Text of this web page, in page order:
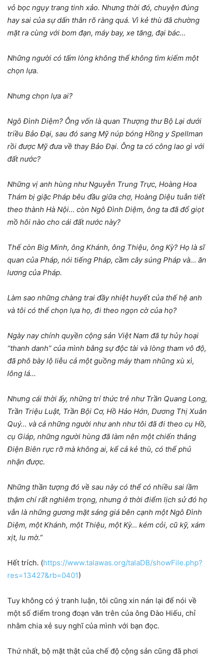
vỏ bọc ngụy trang tinh xảo. Nhưng thời đó, chuyện đúng
hay sai của sự dấn thân rõ ràng quá. Vì kẻ thù đã chường
mặt ra cùng với bom đạn, máy bay, xe tăng, đại bác…
Những người có tấm lòng không thể không tìm kiếm một
chọn lựa.
Nhưng chọn lựa ai?
Ngô Đình Diệm? Ông vốn là quan Thượng thư Bộ Lại dưới
triều Bảo Đại, sau đó sang Mỹ núp bóng Hồng y Spellman
rồi được Mỹ đưa về thay Bảo Đại. Ông ta có công lao gì với
đất nước?
Những vị anh hùng như Nguyễn Trung Trực, Hoàng Hoa
Thám bị giặc Pháp bêu đầu giữa chợ, Hoàng Diệu tuẫn tiết
theo thành Hà Nội… còn Ngô Đình Diệm, ông ta đã đổ giọt
mồ hôi nào cho cái đất nước này?
Thế còn Big Minh, ông Khánh, ông Thiệu, ông Kỳ? Họ là sĩ
quan của Pháp, nói tiếng Pháp, cầm cây súng Pháp và… ăn
lương của Pháp.
Làm sao những chàng trai đầy nhiệt huyết của thế hệ anh
và tôi có thể chọn lựa họ, đi theo ngọn cờ của họ?
Ngày nay chính quyền cộng sản Việt Nam đã tự hủy hoại
“thanh danh” của mình bằng sự độc tài và lòng tham vô độ,
đã phô bày lộ liễu cả một guồng máy tham nhũng xù xì,
lông lá…
Nhưng cái thời ấy, những trí thức trẻ như Trần Quang Long,
Trần Triệu Luật, Trần Bội Cơ, Hồ Hảo Hớn, Dương Thị Xuân
Quý… và cả những người như anh như tôi đã đi theo cụ Hồ,
cụ Giáp, những người hùng đã làm nên một chiến thắng
Điện Biên rực rỡ mà không ai, kể cả kẻ thù, có thể phủ
nhận được.
Những thần tượng đó về sau này có thể có nhiều sai lầm
thậm chí rất nghiêm trọng, nhưng ở thời điểm lịch sử đó họ
vẫn là những gương mặt sáng giá bên cạnh một Ngô Đình
Diệm, một Khánh, một Thiệu, một Kỳ… kém cỏi, cũ kỹ, xám
xịt, lu mờ.”
Hết trích. (https://www.talawas.org/talaDB/showFile.php?
res=13427&rb=0401)
Tuy không có ý tranh luận, tôi cũng xin nán lại để nói về
một số điểm trong đoạn văn trên của ông Đào Hiếu, chỉ
nhằm chia xẻ suy nghĩ của mình với bạn đọc.
Thứ nhất, bộ mặt thật của chế độ cộng sản cũng đã phơi